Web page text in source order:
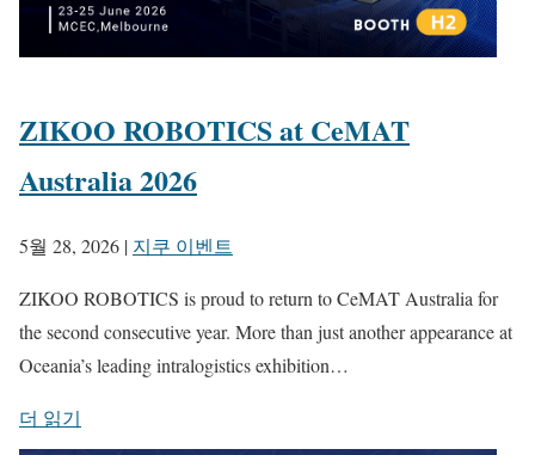
ZIKOO ROBOTICS at CeMAT
Australia 2026
5월 28, 2026 | 지쿠 이벤트
ZIKOO ROBOTICS is proud to return to CeMAT Australia for
the second consecutive year. More than just another appearance at
Oceania’s leading intralogistics exhibition…
더 읽기